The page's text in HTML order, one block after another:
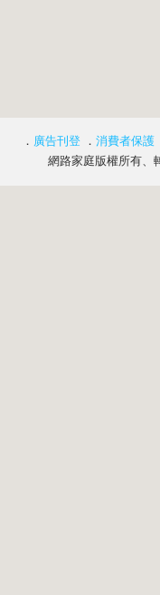
． 廣告刊登 ． 消費者保護
網路家庭版權所有、